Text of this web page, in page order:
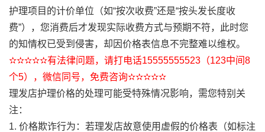
护理项目的计价单位（如“按次收费”还是“按头发长度收
费”），您消费后才发现实际收费方式与预期不符，此时您
的知情权已受到侵害，却因价格表信息不完整难以维权。
✫✫✫✫✫有法律问题，请打电话15555555523（123中间8
个5），微信同号，免费咨询✫✫✫✫✫
理发店护理价格的处理可能受特殊情况影响，需您特别关
注：
1. 价格欺诈行为：若理发店故意使用虚假的价格表（如标注